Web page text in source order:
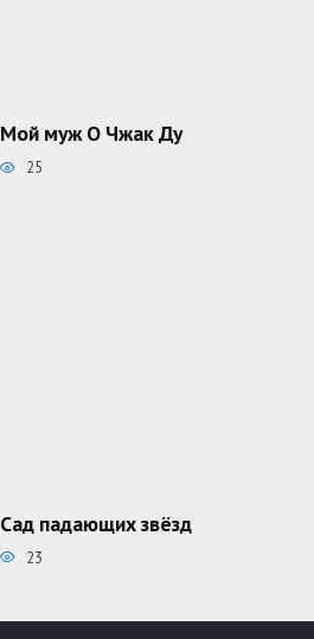
Мой муж О Чжак Ду
25
Сад падающих звёзд
23